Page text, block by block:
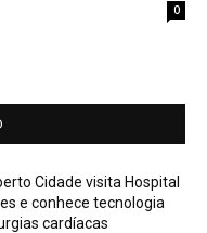
0
Cidade visita Hospital
e conhece tecnologia
cardíacas